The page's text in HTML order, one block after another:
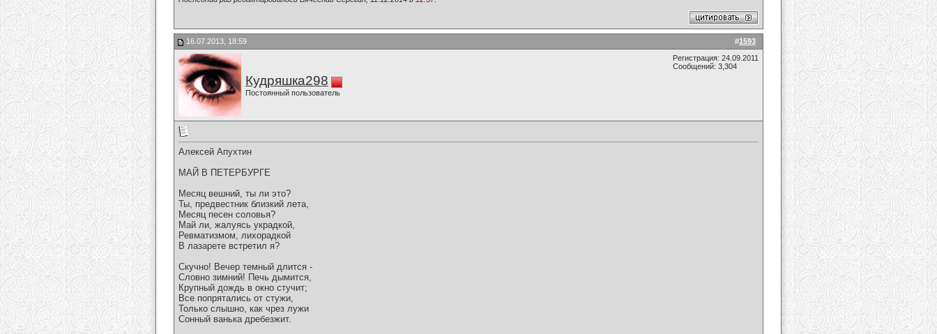
#1593
16.07.2013, 18:59
Кудряшка298
Постоянный пользователь
Регистрация: 24.09.2011
Сообщений: 3,304
Алексей Апухтин
МАЙ В ПЕТЕРБУРГЕ
Месяц вешний, ты ли это?
Ты, предвестник близкий лета,
Месяц песен соловья?
Май ли, жалуясь украдкой,
Ревматизмом, лихорадкой
В лазарете встретил я?
Скучно! Вечер темный длится -
Словно зимний! Печь дымится,
Крупный дождь в окно стучит;
Все попрятались от стужи,
Только слышно, как чрез лужи
Сонный ванька дребезжит.